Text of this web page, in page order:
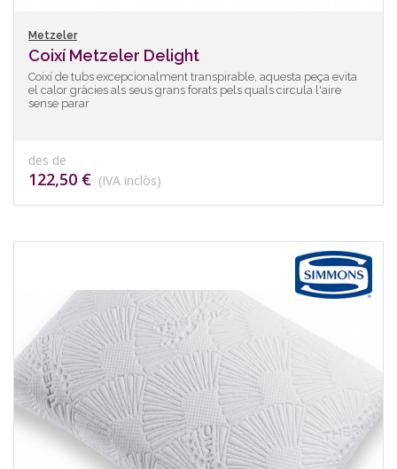
Metzeler
Coixí Metzeler Delight
Coixí de tubs excepcionalment transpirable, aquesta peça evita
el calor gràcies als seus grans forats pels quals circula l'aire
sense parar
des de
122,50 € (IVA inclòs)